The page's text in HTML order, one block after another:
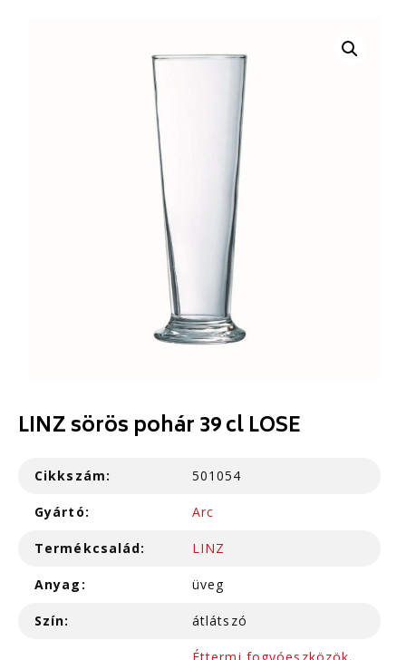
LINZ sörös pohár 39 cl LOSE
Cikkszám: 501054
Gyártó: Arc
Termékcsalád: LINZ
Anyag: üveg
Szín: átlátszó